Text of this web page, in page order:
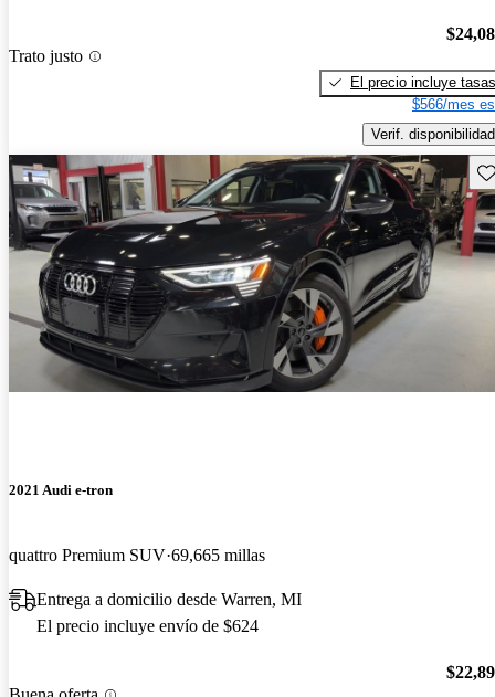
Trato justo
El precio incluye tasas
$566/mes
Verif. disponibilidad
2021 Audi e-tron
quattro Premium SUV 69,665 millas
Entrega a domicilio desde Warren, MI
El precio incluye envío de $624